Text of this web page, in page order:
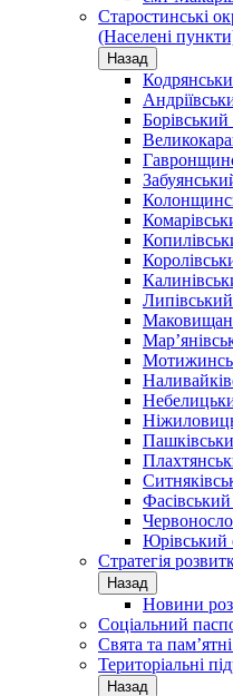
Старостинські
(Населені
Назад
Юрівський
Стратегія
Назад
Новини
Соціальний
Свята та
Територіальні
Назад